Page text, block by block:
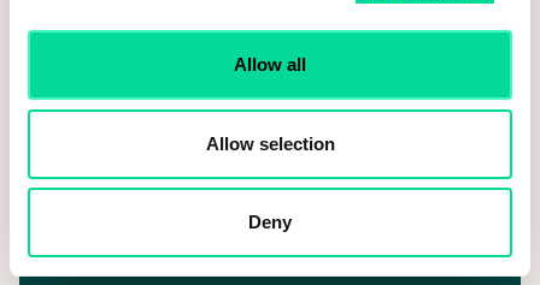
Allow all
Allow selection
Deny